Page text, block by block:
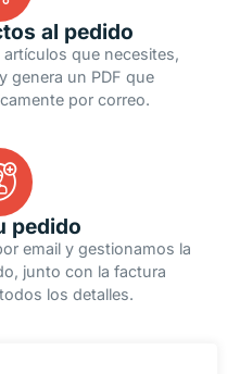
al pedido
que necesites,
genera un PDF que
por correo.
pedido
email y gestionamos la
junto con la factura
los detalles.